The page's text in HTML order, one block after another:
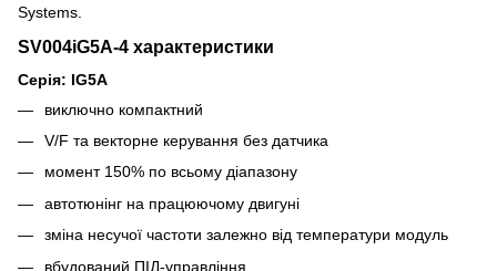
Systems.
SV004iG5A-4 характеристики
Серія: IG5A
виключно компактний
V/F та векторне керування без датчика
момент 150% по всьому діапазону
автотюнінг на працюючому двигуні
зміна несучої частоти залежно від температури модуль
вбудований ПІД-управління